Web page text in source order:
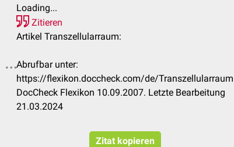
Loading...
Zitieren
Artikel Transzellularraum:
Abrufbar unter:
https://flexikon.doccheck.com/de/Transzellularraum
DocCheck Flexikon 10.09.2007. Letzte Bearbeitung
21.03.2024
Zitat kopieren